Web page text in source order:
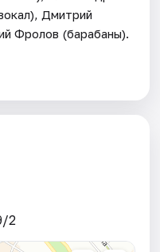
Дмитрий
Фролов (барабаны).
2